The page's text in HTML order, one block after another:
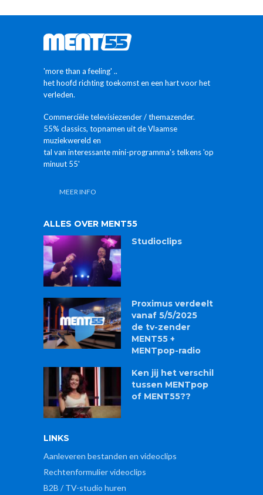
'more than a feeling' ..
het hoofd richting toekomst en een hart voor het
verleden.
Commerciële televisiezender / themazender.
55% classics, topnamen uit de Vlaamse
muziekwereld en
tal van interessante mini-programma's telkens 'op
minuut 55'
MEER INFO
ALLES OVER MENT55
Studioclips
Proximus verdeelt
vanaf 5/5/2025
de tv-zender
MENT55 +
MENTpop-radio
Ken jij het verschil
tussen MENTpop
of MENT55??
LINKS
Aanleveren bestanden en videoclips
Rechtenformulier videoclips
B2B / TV-studio huren